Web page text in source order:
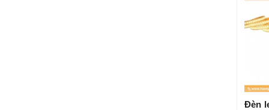
Đèn